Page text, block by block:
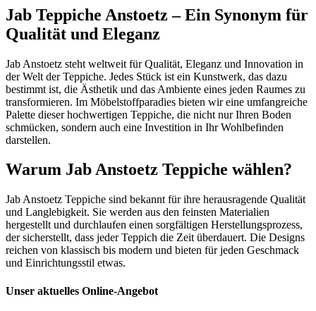
Jab Teppiche Anstoetz – Ein Synonym für
Qualität und Eleganz
Jab Anstoetz steht weltweit für Qualität, Eleganz und Innovation in
der Welt der Teppiche. Jedes Stück ist ein Kunstwerk, das dazu
bestimmt ist, die Ästhetik und das Ambiente eines jeden Raumes zu
transformieren. Im Möbelstoffparadies bieten wir eine umfangreiche
Palette dieser hochwertigen Teppiche, die nicht nur Ihren Boden
schmücken, sondern auch eine Investition in Ihr Wohlbefinden
darstellen.
Warum Jab Anstoetz Teppiche wählen?
Jab Anstoetz Teppiche sind bekannt für ihre herausragende Qualität
und Langlebigkeit. Sie werden aus den feinsten Materialien
hergestellt und durchlaufen einen sorgfältigen Herstellungsprozess,
der sicherstellt, dass jeder Teppich die Zeit überdauert. Die Designs
reichen von klassisch bis modern und bieten für jeden Geschmack
und Einrichtungsstil etwas.
Unser aktuelles Online-Angebot